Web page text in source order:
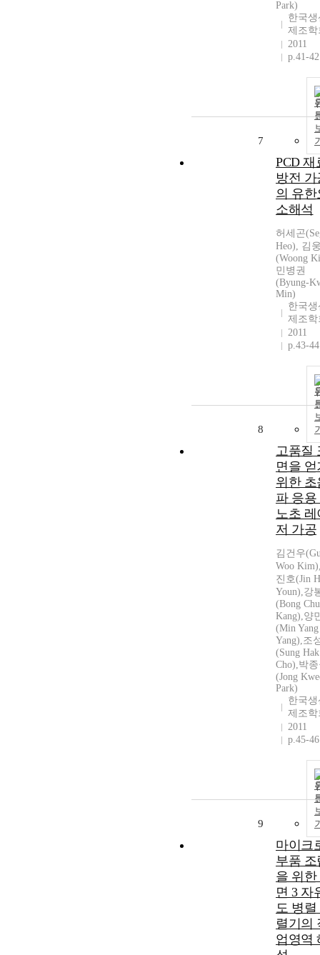
Park)
한국생
제조학
2011
p.41-42
7
PCD 재
방전 가
의 유한
소해석
허세곤
Heo), 김
(Woong
민병권
(Byung-
Min)
한국생
제조학
2011
p.43-44
8
고품질
면을 얻
위한 초
파 응용
노초 레
저 가공
김건우
Woo
진호(Jin
Youn),강
(Bong
Kang),양
(Min Yang
Yang),조
(Sung Hak
Cho),박
(Jong
Park)
한국생
제조학
2011
p.45-46
9
마이크
부품 조
을 위한
면 3 자
도 병렬
렬기의
업영역